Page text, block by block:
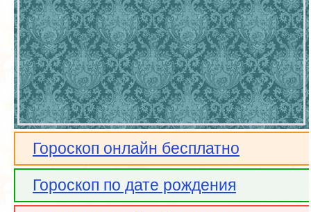
Гороскоп онлайн бесплатно
Гороскоп по дате рождения